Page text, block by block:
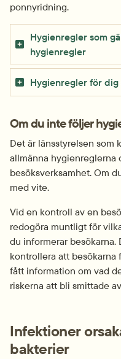
ponnyridning.
Hygienregler som
hygienregler
Hygienregler för dig
Om du inte följer
Det är länsstyrelsen som
allmänna hygienreglerna
besöksverksamhet. Om
med vite.
Vid en kontroll av en
redogöra muntligt för
du informerar
kontrollera att besökarna
fått information om vad
riskerna att bli smittade
Infektioner
bakterier